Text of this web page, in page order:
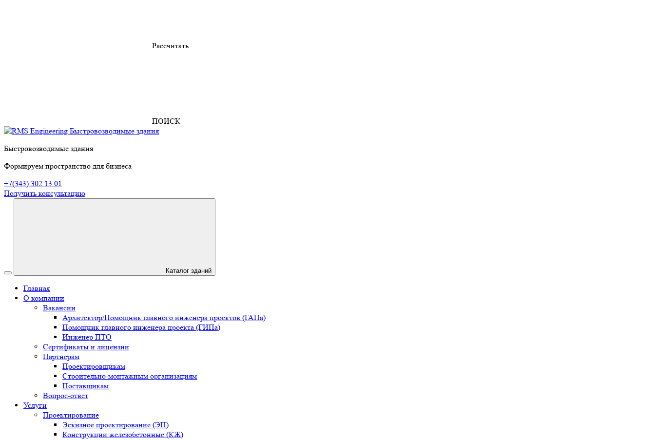
Рассчитать
ПОИСК
Быстровозводимые здания
Формируем пространство для бизнеса
+7(343) 302 13 01
Получить консультацию
Каталог зданий
Главная
О компании
Вакансии
Архитектор/Помощник главного инженера проектов (ГАПа)
Помощник главного инженера проекта (ГИПа)
Инженер ПТО
Сертификаты и лицензии
Партнерам
Проектировщикам
Строительно-монтажным организациям
Поставщикам
Вопрос-ответ
Услуги
Проектирование
Эскизное проектирование (ЭП)
Конструкции железобетонные (КЖ)